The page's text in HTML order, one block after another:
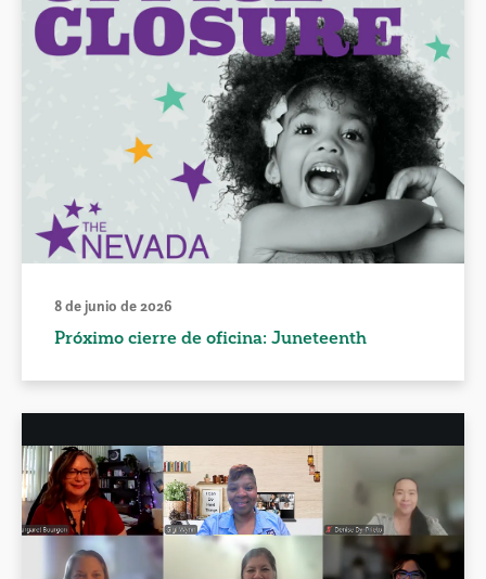
8 de junio de 2026
Próximo cierre de oficina: Juneteenth